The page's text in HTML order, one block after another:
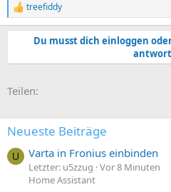
R
e
a
n
:
treefiddy
Du musst dich einloggen
Teilen:
Neueste Beiträge
U Varta in Fronius einbinden
Letzter: u5zzug Vor 8 Minuten
Home Assistant